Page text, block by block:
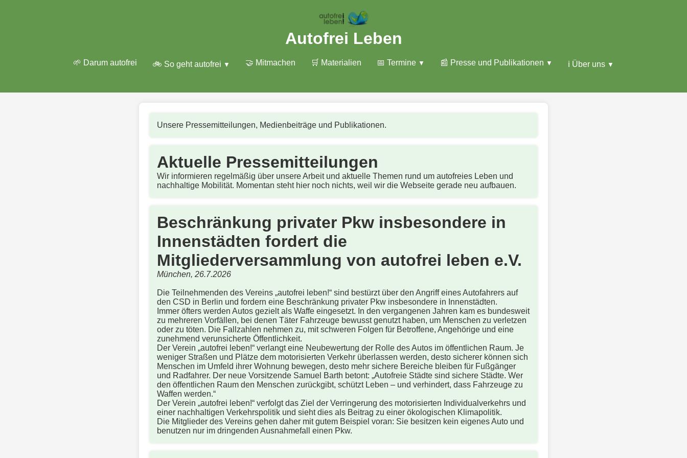
Autofrei Leben
🌱 Darum autofrei 🚲 So geht autofrei 🤝 Mitmachen 🛒 Materialien 📅 Termine 📰 Presse und Publikationen ℹ️ Über uns
Unsere Pressemitteilungen, Medienbeiträge und Publikationen.
Aktuelle Pressemitteilungen
Wir informieren regelmäßig über unsere Arbeit und aktuelle Themen rund um autofreies Leben und
nachhaltige Mobilität. Momentan steht hier noch nichts, weil wir die Webseite gerade neu aufbauen.
Beschränkung privater Pkw insbesondere in
Innenstädten fordert die
Mitgliederversammlung von autofrei leben e.V.
München, 26.7.2026
Die Teilnehmenden des Vereins „autofrei leben!“ sind bestürzt über den Angriff eines Autofahrers auf
den CSD in Berlin und fordern eine Beschränkung privater Pkw insbesondere in Innenstädten.
Immer öfters werden Autos gezielt als Waffe eingesetzt. In den vergangenen Jahren kam es bundesweit
zu mehreren Vorfällen, bei denen Täter Fahrzeuge bewusst genutzt haben, um Menschen zu verletzen
oder zu töten. Die Fallzahlen nehmen zu, mit schweren Folgen für Betroffene, Angehörige und eine
zunehmend verunsicherte Öffentlichkeit. ­
Der Verein „autofrei leben!“ verlangt eine Neubewertung der Rolle des Autos im öffentlichen Raum. Je
weniger Straßen und Plätze dem motorisierten Verkehr überlassen werden, desto sicherer können sich
Menschen im Umfeld ihrer Wohnung bewegen, desto mehr sichere Bereiche bleiben für Fußgänger
und Radfahrer. Der neue Vorsitzende Samuel Barth betont: „Autofreie Städte sind sichere Städte. Wer
den öffentlichen Raum den Menschen zurückgibt, schützt Leben – und verhindert, dass Fahrzeuge zu
Waffen werden.“
Der Verein „autofrei leben!“ verfolgt das Ziel der Verringerung des motorisierten Individualverkehrs und
einer nachhaltigen Verkehrspolitik und sieht dies als Beitrag zu einer ökologischen Klimapolitik.
Die Mitglieder des Vereins gehen daher mit gutem Beispiel voran: Sie besitzen kein eigenes Auto und
benutzen nur im dringenden Ausnahmefall einen Pkw.